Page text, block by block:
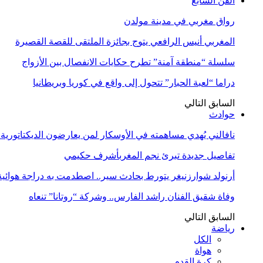
رواق مغربي في مدينة مولدن
المغربي أنيس الرافعي يتوج بجائزة الملتقى للقصة القصيرة
سلسلة “منطقة آمنة” تطرح حكايات الانفصال بين الأزواج
دراما “لعبة الحبار” تتحول إلى واقع في كوريا وبريطانيا
السابق التالي
حوادث
نافالني يُهدي مساهمته في الأوسكار لمن يعارضون
تفاصيل جديدة تبرئ نجم المغربأشرف حكيمي
أرنولد شوارزنيغر يتورط بحادث سير.. اصطدمت به دراجة
وفاة شقيق الفنان راشد الفارس.. وشركة “روتانا” تنعاه
السابق التالي
رياضة
الكل
هواة